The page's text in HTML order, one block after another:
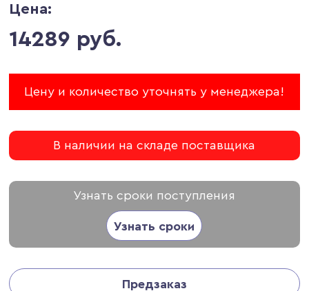
Цена:
14289 руб.
Цену и количество уточнять у менеджера!
В наличии на складе поставщика
Узнать сроки поступления
Узнать сроки
Предзаказ